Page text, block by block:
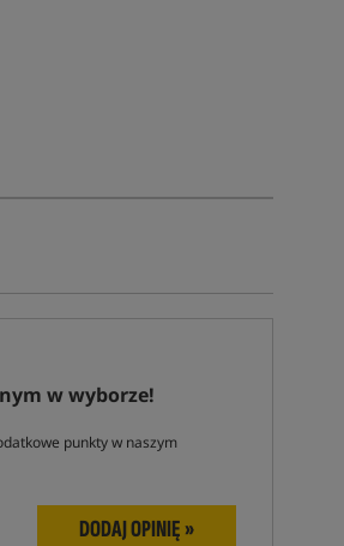
w wyborze!
punkty w naszym
DODAJ OPINIĘ »